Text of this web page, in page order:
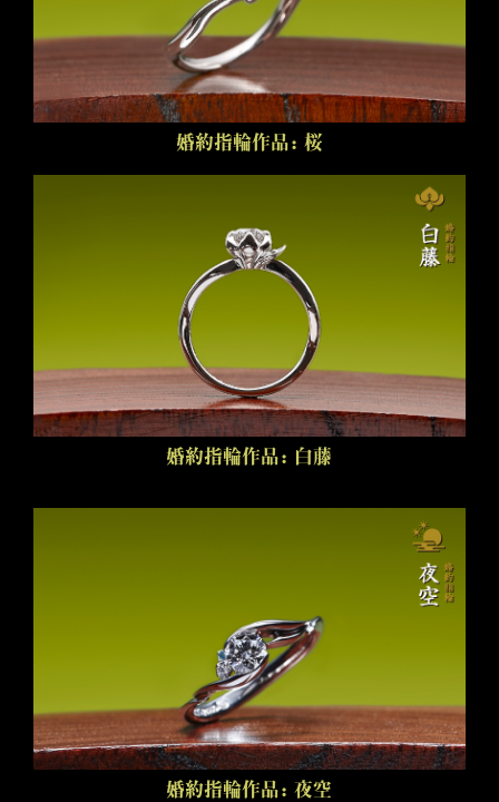
婚約指輪作品：桜
婚約指輪作品：白藤
婚約指輪作品：夜空